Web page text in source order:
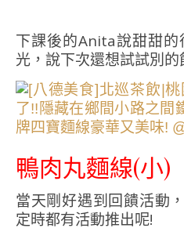
下課後的Anita說甜甜
光，說下次還想試試別的
鴨肉丸麵線(小)
當天剛好遇到回饋活動
定時都有活動推出呢!